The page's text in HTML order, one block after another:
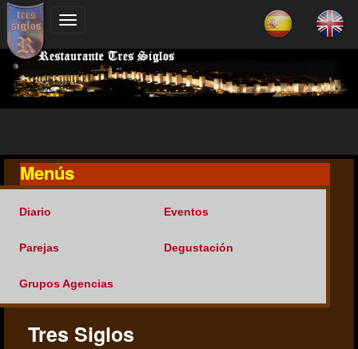
Menús
Diario Eventos
Parejas Degustación
Grupos Agencias
Tres Siglos